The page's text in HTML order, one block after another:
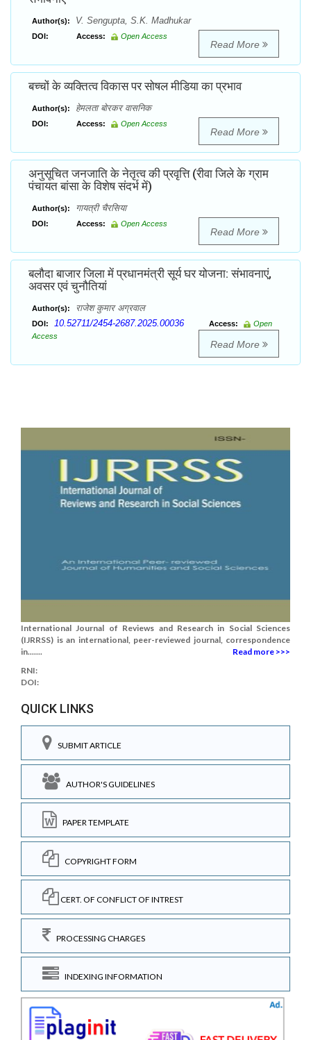
Author(s): V. Sengupta, S.K. Madhukar
DOI: Access: Open Access
Read More
बच्चों के व्यक्तित्व विकास पर सोषल मीडिया का प्रभाव
Author(s): हेमलता बोरकर वासनिक
DOI: Access: Open Access
Read More
अनुसूचित जनजाति के नेतृत्व की प्रवृत्ति (रीवा जिले के ग्राम
पंचायत बांसा के विशेष संदर्भ में)
Author(s): गायत्री चैरसिया
DOI: Access: Open Access
Read More
बलौदा बाजार जिला में प्रधानमंत्री सूर्य घर योजना: संभावनाएं,
अवसर एवं चुनौतियां
Author(s): राजेश कुमार अग्रवाल
DOI: 10.52711/2454-2687.2025.00036 Access:
Open
Access
Read More
International Journal of Reviews and Research in Social Sciences
(IJRRSS) is an international, peer-reviewed journal, correspondence
in.......
Read more >>>
RNI:
DOI:
QUICK LINKS
SUBMIT ARTICLE
AUTHOR'S GUIDELINES
PAPER TEMPLATE
COPYRIGHT FORM
CERT. OF CONFLICT OF INTREST
PROCESSING CHARGES
INDEXING INFORMATION